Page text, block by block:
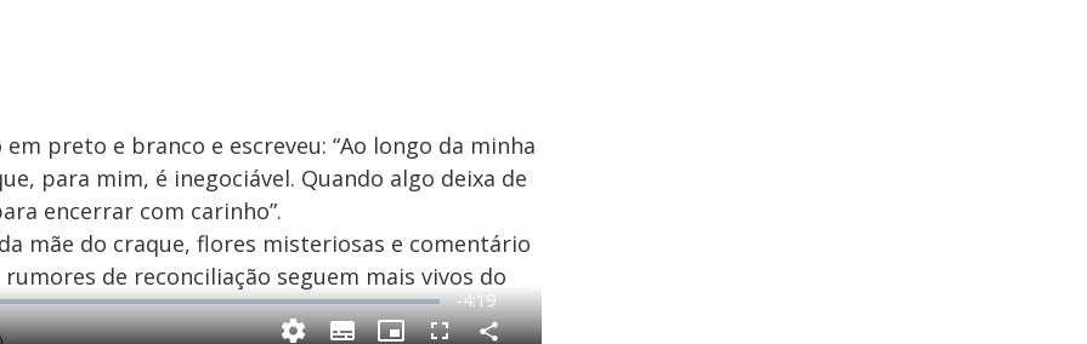
preto e branco e escreveu: “Ao longo da minha
para mim, é inegociável. Quando algo deixa de
encerrar com carinho”.
mãe do craque, flores misteriosas e comentário
de reconciliação seguem mais vivos do
R
e
-4:19